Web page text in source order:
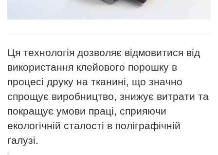
Ця технологія дозволяє відмовитися від
використання клейового порошку в
процесі друку на тканині, що значно
спрощує виробництво, знижує витрати та
покращує умови праці, сприяючи
екологічній сталості в поліграфічній
галузі.